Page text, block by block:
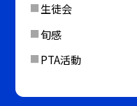
生徒会
旬感
PTA活動